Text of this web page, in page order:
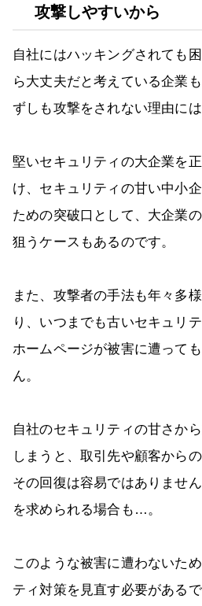
攻撃しやすいから
自社にはハッキングされても
ら大丈夫だと考えている企業
ずしも攻撃をされない理由には
堅いセキュリティの大企業を
け、セキュリティの甘い中小
ための突破口として、大企業
狙うケースもあるのです。
また、攻撃者の手法も年々多
り、いつまでも古いセキュリ
ホームページが被害に遭って
ん。
自社のセキュリティの甘さか
しまうと、取引先や顧客から
その回復は容易ではありませ
を求められる場合も…。
このような被害に遭わないた
ティ対策を見直す必要があるで